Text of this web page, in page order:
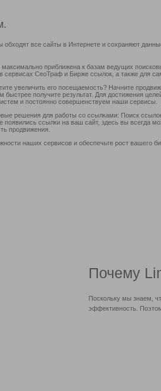
все сайты в Интернете и сохраняют
максимально приближена к базам ведущих
сервисах СеоТраф и Бирже ссылок, а также для
увеличить его посещаемость? Начните
быстрее получите результат. Для достижения
и постоянно совершенствуем наши сервисы.
решения для работы со ссылками: Поиск
появились ссылки на ваш сайт, здесь вы всегда
продвижения.
наших сервисов и обеспечьте рост вашего
Почему
Поскольку мы знаем,
эффективность.